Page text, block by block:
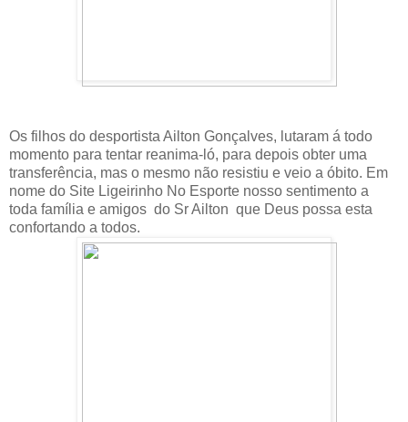
Os filhos do desportista Ailton Gonçalves, lutaram á todo
momento para tentar reanima-ló, para depois obter uma
transferência, mas o mesmo não resistiu e veio a óbito. Em
nome do Site Ligeirinho No Esporte nosso sentimento a
toda família e amigos do Sr Ailton que Deus possa esta
confortando a todos.